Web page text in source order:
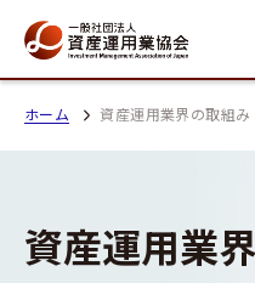
ホーム 資産運用業界の取組み
資産運用業